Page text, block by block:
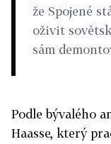
že Spojené
oživit
sám
Podle bývalého
Haasse, který